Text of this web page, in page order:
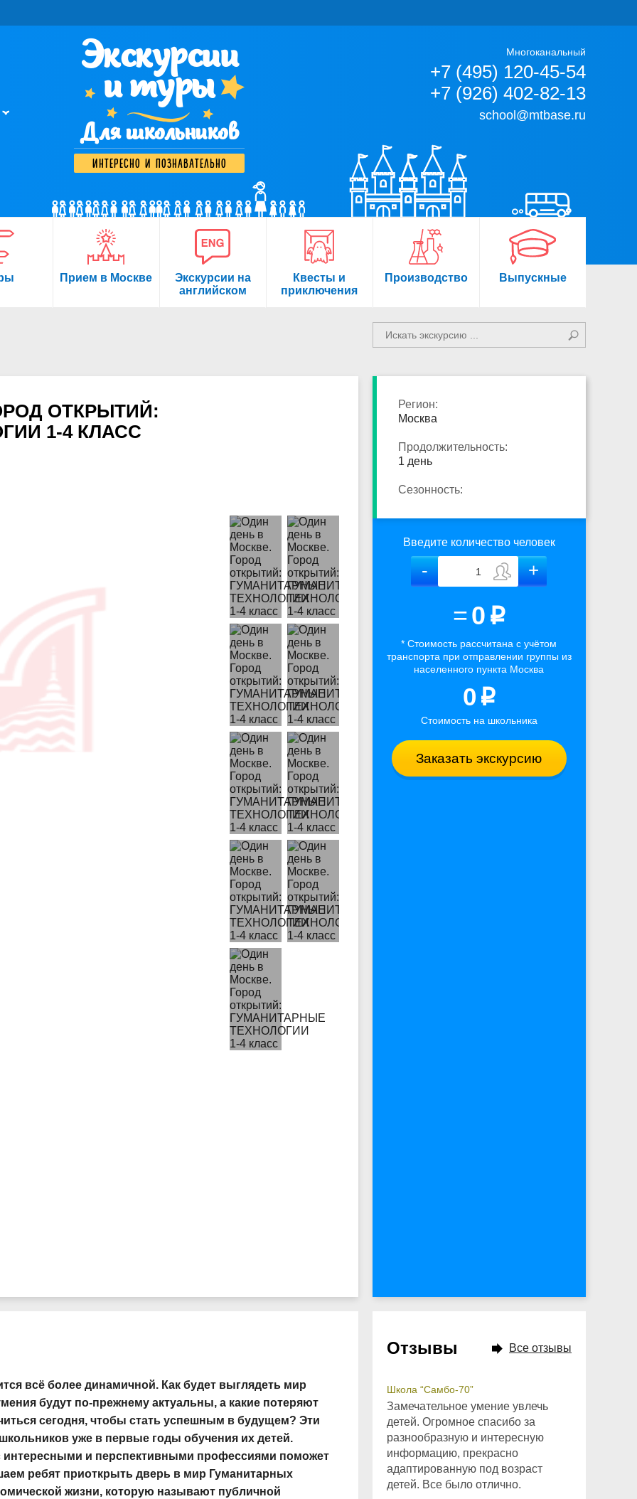
Экскурсии
и туры
Для школьников
интересно и познавательно
Многоканальный
+7 (495) 120-45-54
+7 (926) 402-82-13
school@mtbase.ru
Прием в Москве
Экскурсии на
английском
Квесты и
приключения
Производство Выпускные
ОТКРЫТИЙ:
1-4 КЛАСС
Регион:
Москва
Продолжительность:
1 день
Сезонность:
Введите количество человек
=0 p
* Стоимость рассчитанас учётом
транспорта при отправлении группы из
населенного пункта Москва
0 p
Стоимость на школьника
Заказать экскурсию
всё более динамичной. Как будет выглядеть мир
будут по-прежнему актуальны, а какие потеряют
сегодня, чтобы стать успешным в будущем? Эти
уже в первые годы обучения их детей.
интересными и перспективными профессиями поможет
ребят приоткрыть дверь в мир Гуманитарных
жизни, которую называют публичной
Отзывы Все отзывы
Школа “Самбо-70”
Замечательное умение увлечь
детей. Огромное спасибо за
разнообразную и интересную
информацию, прекрасно
адаптированную под возраст
детей. Все было отлично.